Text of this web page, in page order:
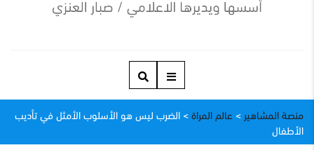
منصة المشاهير > عالم المراة> الضرب ليس هو الأسلوب الأمثل في تأديب
الأطفال